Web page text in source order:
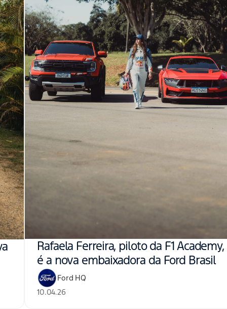
Rafaela Ferreira, piloto da F1 Academy,
é a nova embaixadora da Ford Brasil
Ford HQ
10.04.26